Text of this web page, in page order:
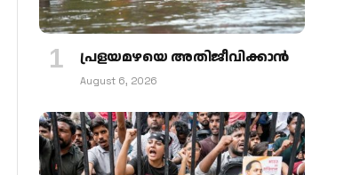
പ്രളയമഴയെ അതിജീവിക്കാന്‍
August 6, 2026